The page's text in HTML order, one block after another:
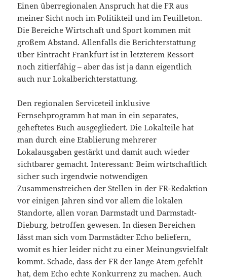
Einen überregionalen Anspruch hat die FR aus
meiner Sicht noch im Politikteil und im Feuilleton.
Die Bereiche Wirtschaft und Sport kommen mit
großem Abstand. Allenfalls die Berichterstattung
über Eintracht Frankfurt ist in letzterem Ressort
noch zitierfähig – aber das ist ja dann eigentlich
auch nur Lokalberichterstattung.
Den regionalen Serviceteil inklusive
Fernsehprogramm hat man in ein separates,
geheftetes Buch ausgegliedert. Die Lokalteile hat
man durch eine Etablierung mehrerer
Lokalausgaben gestärkt und damit auch wieder
sichtbarer gemacht. Interessant: Beim wirtschaftlich
sicher such irgendwie notwendigen
Zusammenstreichen der Stellen in der FR-Redaktion
vor einigen Jahren sind vor allem die lokalen
Standorte, allen voran Darmstadt und Darmstadt-
Dieburg, betroffen gewesen. In diesen Bereichen
lässt man sich vom Darmstädter Echo beliefern,
womit es hier leider nicht zu einer Meinungsvielfalt
kommt. Schade, dass der FR der lange Atem gefehlt
hat, dem Echo echte Konkurrenz zu machen. Auch